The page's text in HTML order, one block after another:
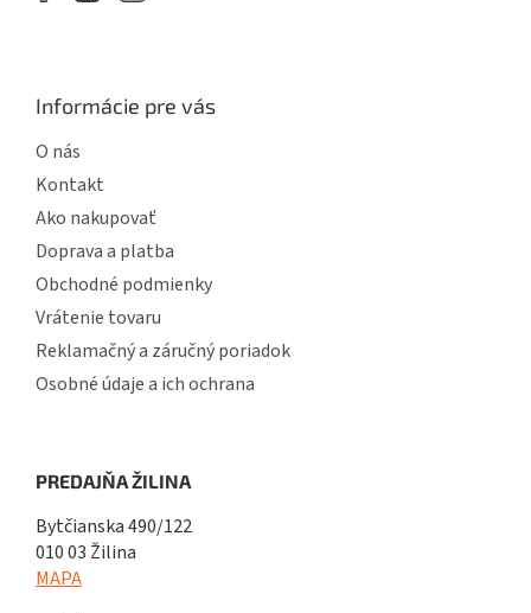
Informácie pre vás
O nás
Kontakt
Ako nakupovať
Doprava a platba
Obchodné podmienky
Vrátenie tovaru
Reklamačný a záručný poriadok
Osobné údaje a ich ochrana
PREDAJŇA ŽILINA
Bytčianska 490/122
010 03 Žilina
MAPA